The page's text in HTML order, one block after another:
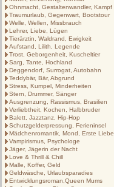
Ohnmacht, Gestaltenwandler, Kampf
Traumurlaub, Gegenwart, Bootstour
Welle, Wellen, Missbrauch
Lehrer, Liebe, Lügen
Tierärztin, Waldrand, Ewigkeit
Aufstand, Lilith, Legende
Trost, Geborgenheit, Kuscheltier
Sarg, Tante, Hochland
Deggendorf, Surrogat, Autobahn
Teddybär, Bär, Abgrund
Stress, Kumpel, Minderheiten
Stern, Drummer, Sänger
Ausgrenzung, Rassismus, Brasilien
Verliebtheit, Kochen, Halbbruder
Balett, Jazztanz, Hip-Hop
Schutzgelderpressung, Ferieninsel
Mädchenromantik, Mond, Erste Liebe
Vampirismus, Psychologe
Jäger, Jägerin der Nacht
Love & Thrill & Chill
Malle, Koffer, Geld
Geldwäsche, Urlaubsparadies
Entwicklungsroman,Queen Mums